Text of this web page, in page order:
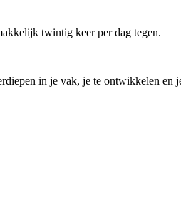
twintig keer per dag tegen.
in je vak, je te ontwikkelen en